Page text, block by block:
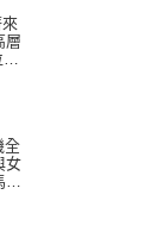
層
全
女
刑